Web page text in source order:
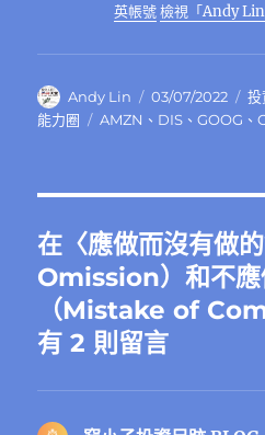
英帳號 檢視「Andy
作
者
Andy Lin
發
佈
03/07/2022
分
類
投
能力圈
標
AMZN 、 DIS 、GOOG 、
在〈應做而沒有做
Omission）和不應
（Mistake of
有 2 則留言